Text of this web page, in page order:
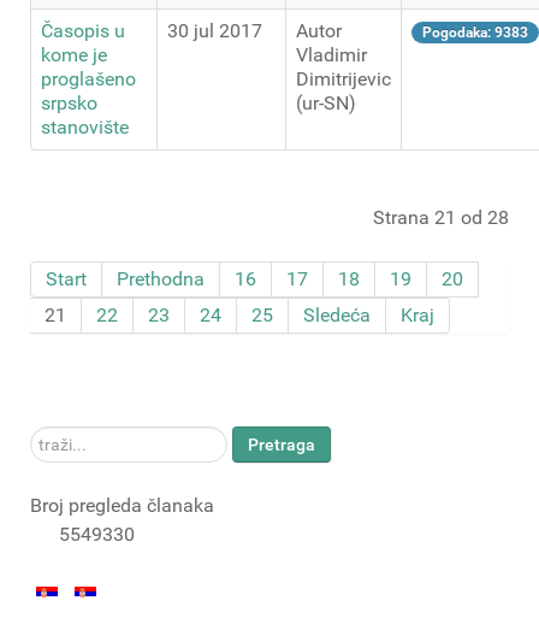
Časopis u
kome je
proglašeno
srpsko
stanovište
30 jul 2017
Autor
Vladimir
Dimitrijevic
(ur-SN)
Pogodaka: 9383
Strana 21 od 28
Start Prethodna 16 17 18 19
20
21
22 23 24 25 Sledeća Kraj
traži... Pretraga
Broj pregleda članaka
5549330